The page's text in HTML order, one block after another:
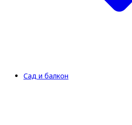
Сад и балкон